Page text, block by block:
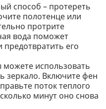
способ – протереть
полотенце или
протрите
вода поможет
предотвратить его
можете использовать
зеркало. Включите фен
поток теплого
минут оно снова